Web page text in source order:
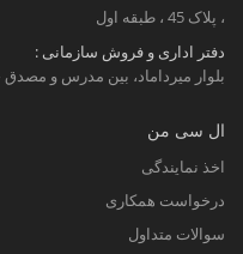
، پلاک 45 ، طبقه اول
دفتر اداری و فروش سازمانی :
بلوار میرداماد، بین مدرس و مصدق جنوبی
ال سی من
اخذ نمایندگی
درخواست همکاری
سوالات متداول